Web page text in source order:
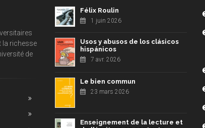
la richesse
de
Félix Roulin
1 juin 2026
Usos y abusos de los clásicos
hispánicos
7 avr. 2026
Le bien commun
23 mars 2026
Enseignement de la lecture et